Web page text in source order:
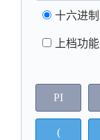
十六进制
上档功能